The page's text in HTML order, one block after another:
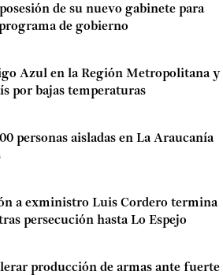
de su nuevo gabinete para
de gobierno
Azul en la Región Metropolitana y
por bajas temperaturas
personas aisladas en La Araucanía
a exministro Luis Cordero termina
persecución hasta Lo Espejo
producción de armas ante fuerte